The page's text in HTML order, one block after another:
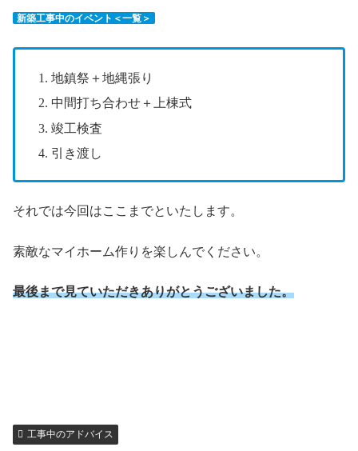
新築工事中のイベント＜一覧＞
地鎮祭＋地縄張り
中間打ち合わせ＋上棟式
竣工検査
引き渡し
それでは今回はここまでといたします。
素敵なマイホーム作りを楽しんでください。
最後まで見ていただきありがとうございました。
工事中のアドバイス